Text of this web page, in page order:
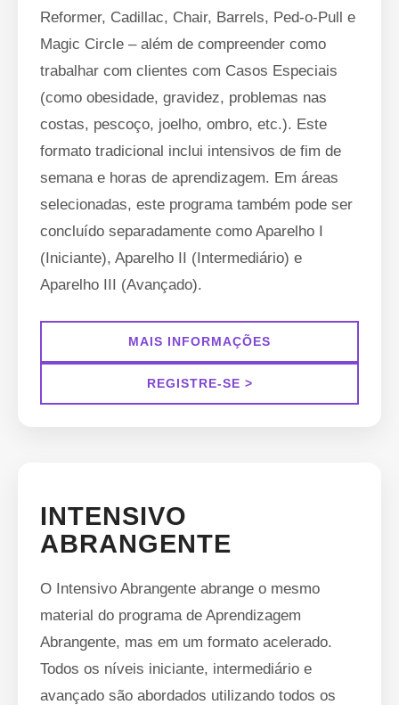
Reformer, Cadillac, Chair, Barrels, Ped-o-Pull e
Magic Circle – além de compreender como
trabalhar com clientes com Casos Especiais
(como obesidade, gravidez, problemas nas
costas, pescoço, joelho, ombro, etc.). Este
formato tradicional inclui intensivos de fim de
semana e horas de aprendizagem. Em áreas
selecionadas, este programa também pode ser
concluído separadamente como Aparelho I
(Iniciante), Aparelho II (Intermediário) e
Aparelho III (Avançado).
MAIS INFORMAÇÕES
REGISTRE-SE >
INTENSIVO
ABRANGENTE
O Intensivo Abrangente abrange o mesmo
material do programa de Aprendizagem
Abrangente, mas em um formato acelerado.
Todos os níveis iniciante, intermediário e
avançado são abordados utilizando todos os